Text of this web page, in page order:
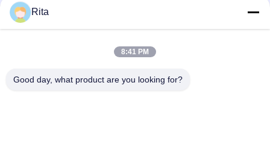
Rita
8:41 PM
Good day, what product are you looking for?